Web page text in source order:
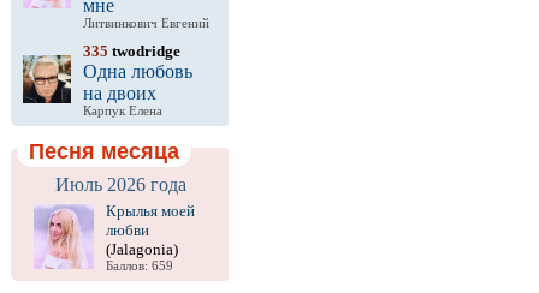
мне
Литвинкович Евгений
335 twodridge
Одна любовь
на двоих
Карпук Елена
Песня месяца
Июль 2026 года
Крылья моей
любви
(Jalagonia)
Баллов: 659